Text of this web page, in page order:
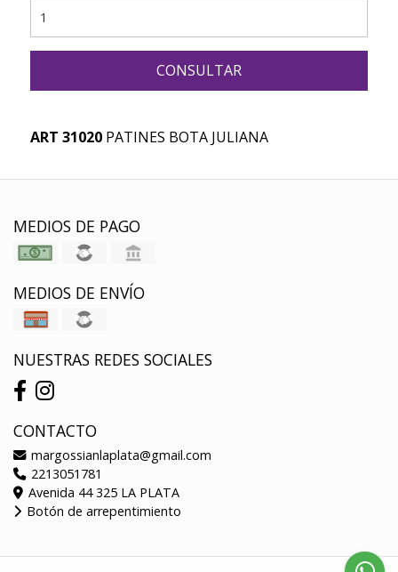
CONSULTAR
ART 31020 PATINES BOTA JULIANA
MEDIOS DE PAGO
MEDIOS DE ENVÍO
NUESTRAS REDES SOCIALES
CONTACTO
margossianlaplata@gmail.com
2213051781
Avenida 44 325 LA PLATA
Botón de arrepentimiento